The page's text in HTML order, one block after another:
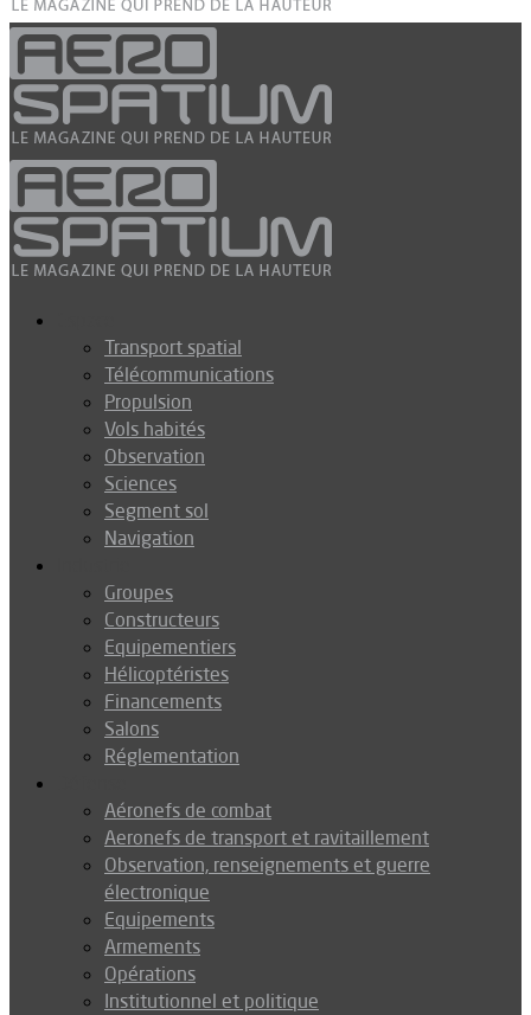
Transport spatial
Télécommunications
Propulsion
Vols habités
Observation
Sciences
Segment sol
Navigation
Groupes
Constructeurs
Equipementiers
Hélicoptéristes
Financements
Salons
Réglementation
Aéronefs de combat
Aeronefs de transport et ravitaillement
Observation, renseignements et guerre
électronique
Equipements
Armements
Opérations
Institutionnel et politique